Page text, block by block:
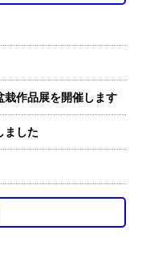
栽作品展を開催します
ました